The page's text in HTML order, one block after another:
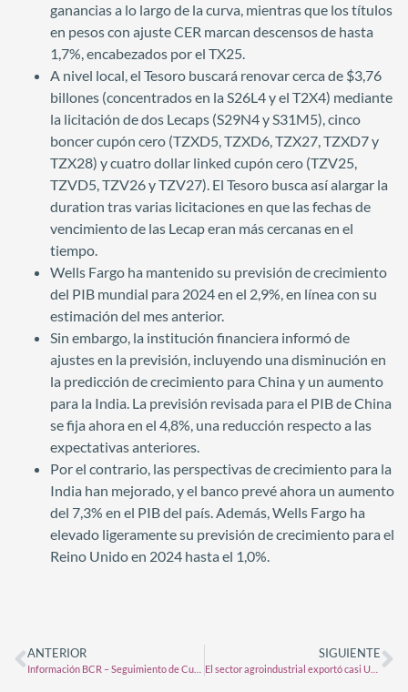
ganancias a lo largo de la curva, mientras que los títulos
en pesos con ajuste CER marcan descensos de hasta
1,7%, encabezados por el TX25.
A nivel local, el Tesoro buscará renovar cerca de $3,76
billones (concentrados en la S26L4 y el T2X4) mediante
la licitación de dos Lecaps (S29N4 y S31M5), cinco
boncer cupón cero (TZXD5, TZXD6, TZX27, TZXD7 y
TZX28) y cuatro dollar linked cupón cero (TZV25,
TZVD5, TZV26 y TZV27). El Tesoro busca así alargar la
duration tras varias licitaciones en que las fechas de
vencimiento de las Lecap eran más cercanas en el
tiempo.
Wells Fargo ha mantenido su previsión de crecimiento
del PIB mundial para 2024 en el 2,9%, en línea con su
estimación del mes anterior.
Sin embargo, la institución financiera informó de
ajustes en la previsión, incluyendo una disminución en
la predicción de crecimiento para China y un aumento
para la India. La previsión revisada para el PIB de China
se fija ahora en el 4,8%, una reducción respecto a las
expectativas anteriores.
Por el contrario, las perspectivas de crecimiento para la
India han mejorado, y el banco prevé ahora un aumento
del 7,3% en el PIB del país. Además, Wells Fargo ha
elevado ligeramente su previsión de crecimiento para el
Reino Unido en 2024 hasta el 1,0%.
ANTERIOR SIGUIENTE
El sector agroindustrial exportó casi U$S 33.000 millones durante el primer semestre del año